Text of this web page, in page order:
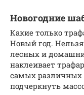
Новогодние
Какие только
Новый год.
лесных и
наклеивает
самых различных
подчеркнуть